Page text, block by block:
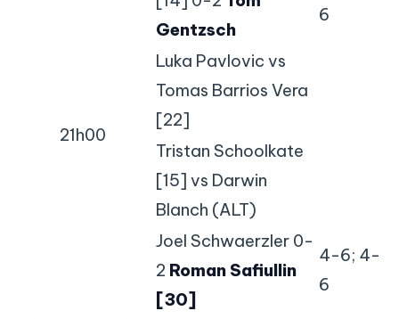
21h00
Gentzsch
6
Luka Pavlovic vs
Tomas Barrios Vera
[22]
Tristan Schoolkate
[15] vs Darwin
Blanch (ALT)
Joel Schwaerzler 0-
2 Roman Safiullin
[30]
4-6; 4-
6